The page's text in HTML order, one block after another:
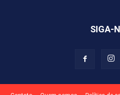
SIGA-